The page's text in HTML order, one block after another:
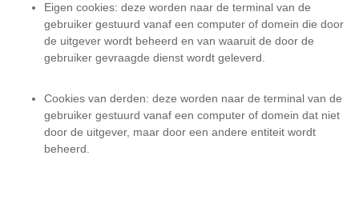
Eigen cookies: deze worden naar de terminal van de
gebruiker gestuurd vanaf een computer of domein die door
de uitgever wordt beheerd en van waaruit de door de
gebruiker gevraagde dienst wordt geleverd.
Cookies van derden: deze worden naar de terminal van de
gebruiker gestuurd vanaf een computer of domein dat niet
door de uitgever, maar door een andere entiteit wordt
beheerd.